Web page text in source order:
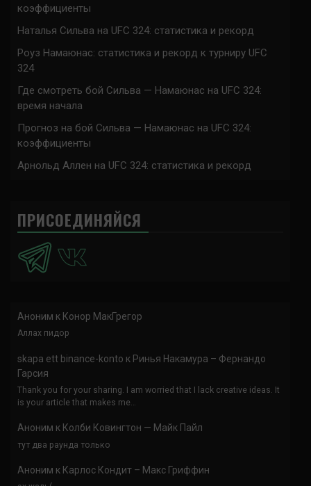
коэффициенты
Наталья Сильва на UFC 324: статистика и рекорд
Роуз Намаюнас: статистика и рекорд к турниру UFC
324
Где смотреть бой Сильва — Намаюнас на UFC 324:
время начала
Прогноз на бой Сильва — Намаюнас на UFC 324:
коэффициенты
Арнольд Аллен на UFC 324: статистика и рекорд
ПРИСОЕДИНЯЙСЯ
Аноним к Конор МакГрегор
Аллах пидор
skapa ett binance-konto к Ринья Накамура – Фернандо
Гарсия
Thank you for your sharing. I am worried that I lack creative ideas. It
is your article that makes me…
Аноним к Колби Ковингтон — Майк Пайл
тут два раунда только
Аноним к Карлос Кондит – Макс Гриффин